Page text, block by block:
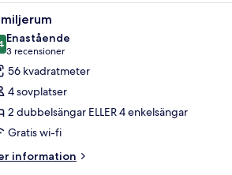
skrivbord, en stol och en tv. Duntäcken,
14
av 10
Enastående
3 recensioner
(3 recensioner)
56 kvadratmeter
4 sovplatser
2 dubbelsängar ELLER 4 enkelsängar
Gratis wi-fi
information